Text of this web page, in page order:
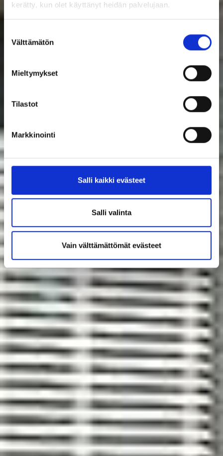
kerätty, kun olet käyttänyt heidän palvelujaan.
valinta
Välttämätön
Mieltymykset
Tilastot
Markkinointi
Salli kaikki evästeet
Salli valinta
Vain välttämättömät evästeet